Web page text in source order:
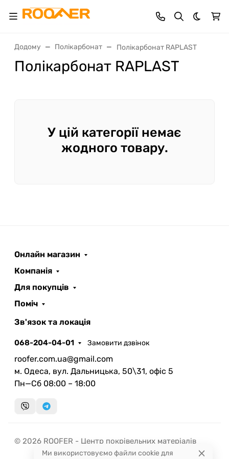
Dark
Додому Полікарбонат Полікарбонат RAPLAST
Полікарбонат RAPLAST
У цій категорії немає
жодного товару.
Онлайн магазин
Компанія
Для покупців
Поміч
Зв'язок та локація
068-204-04-01 Замовити дзвінок
roofer.com.ua@gmail.com
м. Одеса, вул. Дальницька, 50\31, офіс 5
Пн—Сб 08:00 – 18:00
© 2026 ROOFER - Центр покрівельних матеріалів
Ми використовуємо файли cookie для
AI помічник
Запланувати дзвінок
Швидка консультація